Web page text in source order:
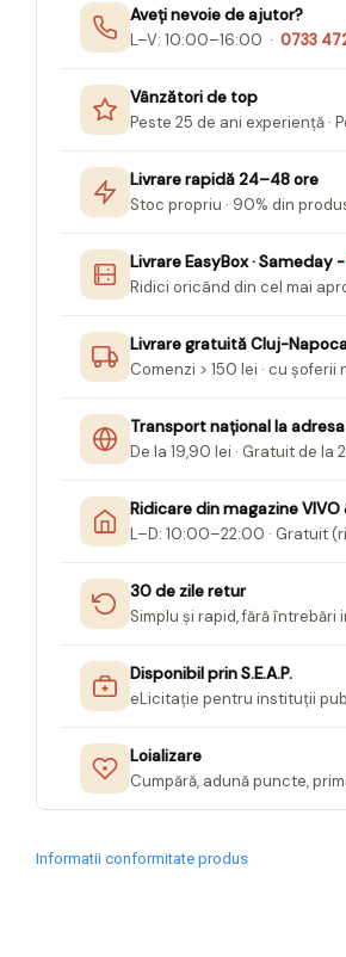
Trusa geometrie scolara
Rigle, echere si raportor
Sticle, caserole, pusculite,
suporturi copii
Etichete scolare
Stickere scolare
Seturi scolare
Plastilina, Planseta plastilina
Radiera
Socotitoare, Betisoare
Carti de Colorat pentru copii
Carti Educative
Carnetele notite copii
Jurnale cu cheita, lacat,
magnet
Pasta modelatoare
Harti de perete
Creta scolara
Glob Pamantesc Scolar
Materiale Didactice
tabla scolara
Aveți nevoie de ajutor?
L–V: 10:00–16:00 · 0733
Vânzători de top
Peste 25 de ani experiență ·
Livrare rapidă 24–48 ore
Stoc propriu · 90% din
Livrare EasyBox · Sameday -
Ridici oricând din cel mai
Livrare gratuită Cluj-
Comenzi > 150 lei · cu șoferii
Transport național la
De la 19,90 lei · Gratuit de la
Ridicare din magazine VIVO
L–D: 10:00–22:00 · Gratuit
30 de zile retur
Simplu și rapid, fără întrebări
Disponibil prin S.E.A.P.
eLicitație pentru instituții
Loializare
Cumpără, adună puncte,
Informatii conformitate produs